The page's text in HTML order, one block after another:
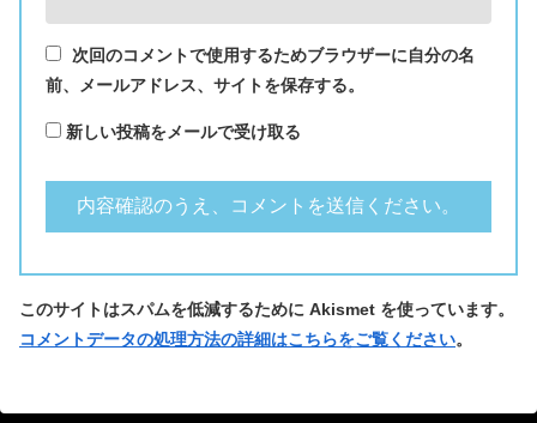
次回のコメントで使用するためブラウザーに自分の名
前、メールアドレス、サイトを保存する。
新しい投稿をメールで受け取る
このサイトはスパムを低減するために Akismet を使っています。
コメントデータの処理方法の詳細はこちらをご覧ください。